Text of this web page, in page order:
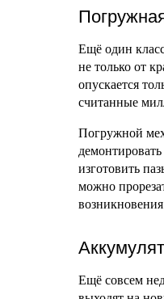
Ещё один
не только от
опускается
считанные
Погружной
изготовить
можно
Ещё совсем